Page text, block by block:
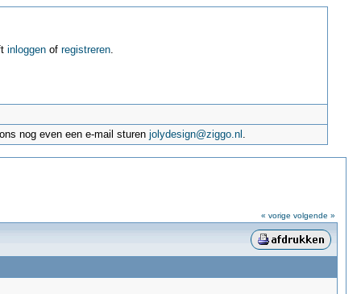
inloggenof registreren.
nog even een e-mail sturenjolydesign@ziggo.nl .
« vorige volgende »